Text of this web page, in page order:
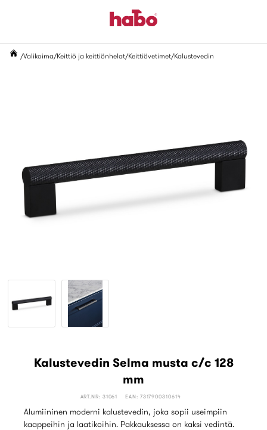
Valikoima Keittiö ja keittiönhelat Keittiövetimet Kalustevedin
Kalustevedin Selma musta c/c 128
mm
ART.NR: 31061 EAN: 7317900310614
Alumiininen moderni kalustevedin, joka sopii useimpiin
kaappeihin ja laatikoihin. Pakkauksessa on kaksi vedintä.